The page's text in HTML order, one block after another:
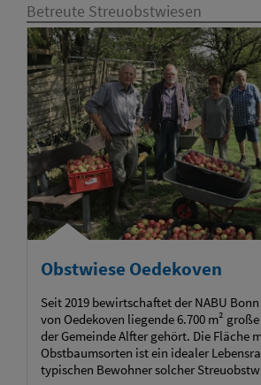
Betreute Streuobstwiesen
Obstwiese Oedekoven
Seit 2019 bewirtschaftet der NABU
von Oedekoven liegende 6.700 m²
der Gemeinde Alfter gehört. Die Fläche
Obstbaumsorten ist ein idealer
typischen Bewohner solcher